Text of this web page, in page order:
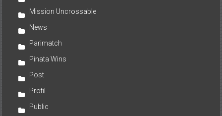
Mission Uncrossable
News
Parimatch
Pinata Wins
Post
Profil
Public